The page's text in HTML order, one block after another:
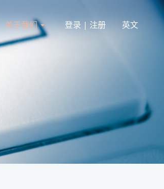
关于我们 登录 | 注册 英文